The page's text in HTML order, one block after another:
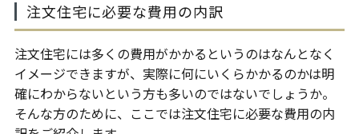
注文住宅に必要な費用の内訳
注文住宅には多くの費用がかかるというのはなんとなく
イメージできますが、実際に何にいくらかかるのかは明
確にわからないという方も多いのではないでしょうか。
そんな方のために、ここでは注文住宅に必要な費用の内